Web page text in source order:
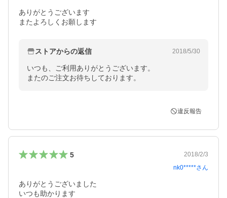
ありがとうございます
またよろしくお願します
ストアからの返信 2018/5/30
いつも、ご利用ありがとうございます。
またのご注文お待ちしております。
違反報告
5
2018/2/3
nk0*****さん
ありがとうございました
いつも助かります